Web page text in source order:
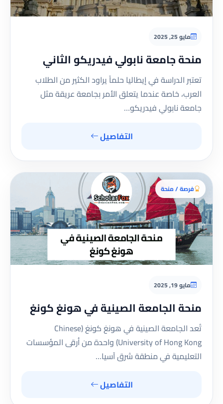
مايو 25, 2025
منحة جامعة نابولي فيدريكو الثاني
تعتبر الدراسة في إيطاليا حلماً يراود الكثير من الطلاب
العرب، خاصة عندما يتعلق الأمر بجامعة عريقة مثل
جامعة نابولي فيدريكو…
التفاصيل
فرصة / منحة
مايو 19, 2025
منحة الجامعة الصينية في هونغ كونغ
تُعد الجامعة الصينية في هونغ كونغ (Chinese
University of Hong Kong) واحدة من أرقى المؤسسات
التعليمية في منطقة شرق آسيا…
التفاصيل